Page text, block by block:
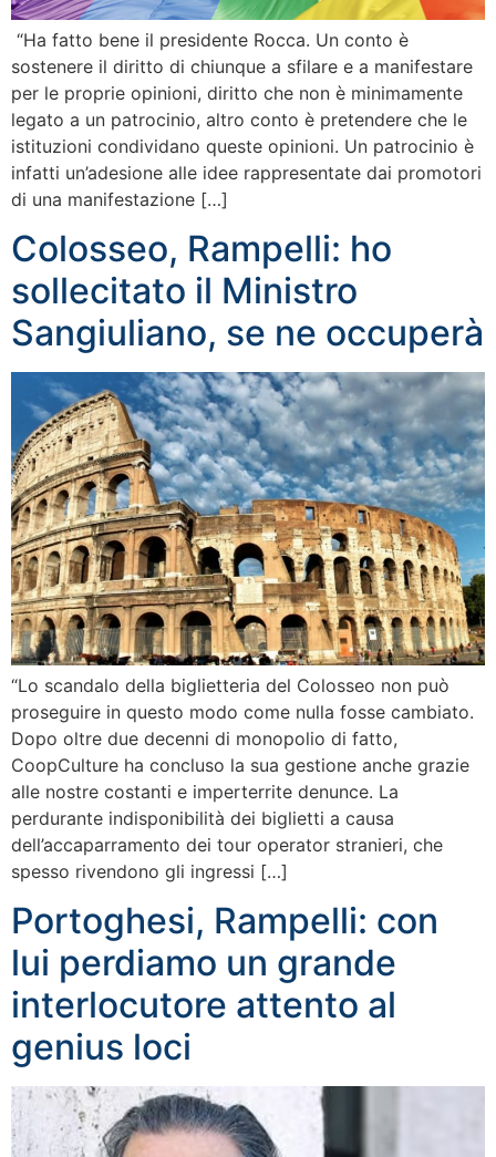
“Ha fatto bene il presidente Rocca. Un conto è
sostenere il diritto di chiunque a sfilare e a manifestare
per le proprie opinioni, diritto che non è minimamente
legato a un patrocinio, altro conto è pretendere che le
istituzioni condividano queste opinioni. Un patrocinio è
infatti un’adesione alle idee rappresentate dai promotori
di una manifestazione […]
Colosseo, Rampelli: ho
sollecitato il Ministro
Sangiuliano, se ne occuperà
“Lo scandalo della biglietteria del Colosseo non può
proseguire in questo modo come nulla fosse cambiato.
Dopo oltre due decenni di monopolio di fatto,
CoopCulture ha concluso la sua gestione anche grazie
alle nostre costanti e imperterrite denunce. La
perdurante indisponibilità dei biglietti a causa
dell’accaparramento dei tour operator stranieri, che
spesso rivendono gli ingressi […]
Portoghesi, Rampelli: con
lui perdiamo un grande
interlocutore attento al
genius loci